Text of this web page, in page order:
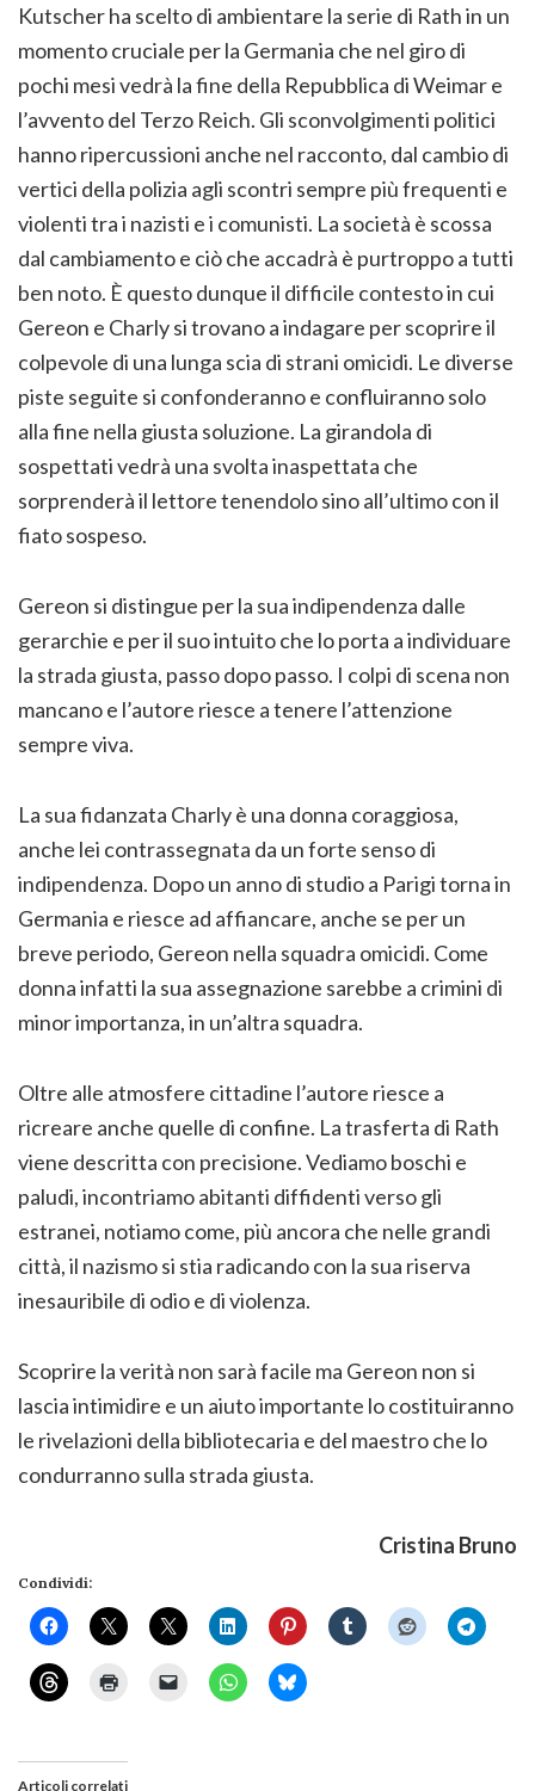
Kutscher ha scelto di ambientare la serie di Rath in un
momento cruciale per la Germania che nel giro di
pochi mesi vedrà la fine della Repubblica di Weimar e
l’avvento del Terzo Reich. Gli sconvolgimenti politici
hanno ripercussioni anche nel racconto, dal cambio di
vertici della polizia agli scontri sempre più frequenti e
violenti tra i nazisti e i comunisti. La società è scossa
dal cambiamento e ciò che accadrà è purtroppo a tutti
ben noto. È questo dunque il difficile contesto in cui
Gereon e Charly si trovano a indagare per scoprire il
colpevole di una lunga scia di strani omicidi. Le diverse
piste seguite si confonderanno e confluiranno solo
alla fine nella giusta soluzione. La girandola di
sospettati vedrà una svolta inaspettata che
sorprenderà il lettore tenendolo sino all’ultimo con il
fiato sospeso.
Gereon si distingue per la sua indipendenza dalle
gerarchie e per il suo intuito che lo porta a individuare
la strada giusta, passo dopo passo. I colpi di scena non
mancano e l’autore riesce a tenere l’attenzione
sempre viva.
La sua fidanzata Charly è una donna coraggiosa,
anche lei contrassegnata da un forte senso di
indipendenza. Dopo un anno di studio a Parigi torna in
Germania e riesce ad affiancare, anche se per un
breve periodo, Gereon nella squadra omicidi. Come
donna infatti la sua assegnazione sarebbe a crimini di
minor importanza, in un’altra squadra.
Oltre alle atmosfere cittadine l’autore riesce a
ricreare anche quelle di confine. La trasferta di Rath
viene descritta con precisione. Vediamo boschi e
paludi, incontriamo abitanti diffidenti verso gli
estranei, notiamo come, più ancora che nelle grandi
città, il nazismo si stia radicando con la sua riserva
inesauribile di odio e di violenza.
Scoprire la verità non sarà facile ma Gereon non si
lascia intimidire e un aiuto importante lo costituiranno
le rivelazioni della bibliotecaria e del maestro che lo
condurranno sulla strada giusta.
Cristina Bruno
Condividi:
Articoli correlati